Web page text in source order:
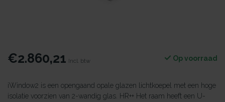
€2.860,21 Incl. btw Op voorraad
iWindow2 is een opengaand opale glazen lichtkoepel met een hoge
isolatie voorzien van 2-wandig glas. HR++ Het raam heeft een U-